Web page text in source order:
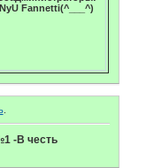
NyU Fannetti(^___^)
.
-В честь